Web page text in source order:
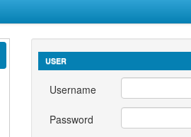
USER
Username
Password